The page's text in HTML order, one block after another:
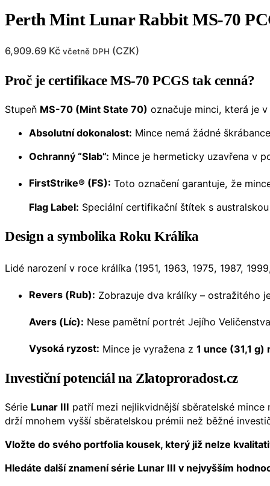
Perth Mint Lunar Rabbit MS-70
6,909.69 Kč včetně DPH (CZK)
Proč je certifikace MS-70 PCGS tak cenná?
Stupeň MS-70 (Mint State 70) označuje minci, která je
Absolutní dokonalost: Mince nemá žádné
Ochranný “Slab”: Mince je hermeticky uzavřena v
FirstStrike® (FS): Toto označení garantuje, že
Flag Label: Speciální certifikační štítek s
Design a symbolika Roku Králíka
Lidé narození v roce králíka (1951, 1963, 1975, 1987,
Revers (Rub): Zobrazuje dva králíky – ostražitého
Avers (Líc): Nese pamětní portrét Jejího
Vysoká ryzost: Mince je vyražena z 1 unce (31,1
Investiční potenciál na Zlatoproradost.cz
Série Lunar III patří mezi nejlikvidnější sběratelské
drží mnohem vyšší sběratelskou prémii než běžné
Vložte do svého portfolia kousek, který již nelze
Hledáte další znamení série Lunar III v nejvyšším